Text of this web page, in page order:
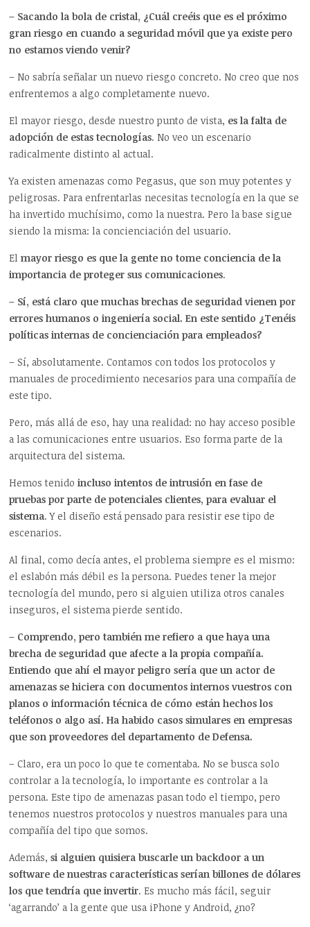
– Sacando la bola de cristal, ¿Cuál creéis que es el próximo
gran riesgo en cuando a seguridad móvil que ya existe pero
no estamos viendo venir?
– No sabría señalar un nuevo riesgo concreto. No creo que nos
enfrentemos a algo completamente nuevo.
El mayor riesgo, desde nuestro punto de vista, es la falta de
adopción de estas tecnologías. No veo un escenario
radicalmente distinto al actual.
Ya existen amenazas como Pegasus, que son muy potentes y
peligrosas. Para enfrentarlas necesitas tecnología en la que se
ha invertido muchísimo, como la nuestra. Pero la base sigue
siendo la misma: la concienciación del usuario.
Elmayor riesgo es que la gente no tome conciencia de la
importancia de proteger sus comunicaciones.
– Sí, está claro que muchas brechas de seguridad vienen por
errores humanos o ingeniería social. En este sentido ¿Tenéis
políticas internas de concienciación para empleados?
– Sí, absolutamente. Contamos con todos los protocolos y
manuales de procedimiento necesarios para una compañía de
este tipo.
Pero, más allá de eso, hay una realidad: no hay acceso posible
a las comunicaciones entre usuarios. Eso forma parte de la
arquitectura del sistema.
Hemos tenidoincluso intentos de intrusión en fase de
pruebas por parte de potenciales clientes, para evaluar el
sistema. Y el diseño está pensado para resistir ese tipo de
escenarios.
Al final, como decía antes, el problema siempre es el mismo:
el eslabón más débil es la persona. Puedes tener la mejor
tecnología del mundo, pero si alguien utiliza otros canales
inseguros, el sistema pierde sentido.
– Comprendo, pero también me refiero a que haya una
brecha de seguridad que afecte a la propia compañía.
Entiendo que ahí el mayor peligro sería que un actor de
amenazas se hiciera con documentos internos vuestros con
planos o información técnica de cómo están hechos los
teléfonos o algo así. Ha habido casos simulares en empresas
que son proveedores del departamento de Defensa.
– Claro, era un poco lo que te comentaba. No se busca solo
controlar a la tecnología, lo importante es controlar a la
persona. Este tipo de amenazas pasan todo el tiempo, pero
tenemos nuestros protocolos y nuestros manuales para una
compañía del tipo que somos.
Además,si alguien quisiera buscarle un backdoor a un
software de nuestras características serían billones de dólares
los que tendría que invertir. Es mucho más fácil, seguir
‘agarrando’ a la gente que usa iPhone y Android, ¿no?